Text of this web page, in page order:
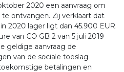
2020 een aanvraag om
ontvangen. Zij verklaart dat
2020 lager ligt dan 45.900 EUR.
van CO GB 2 van 5 juli 2019
geldige aanvraag de
van de sociale toeslag
betalingen en